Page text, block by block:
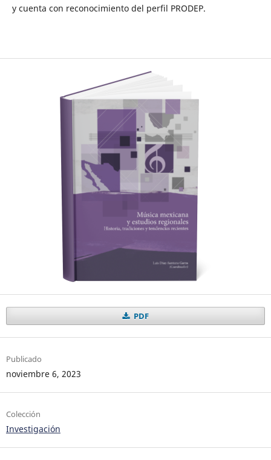
y cuenta con reconocimiento del perfil PRODEP.
PDF
Publicado
noviembre 6, 2023
Colección
Investigación